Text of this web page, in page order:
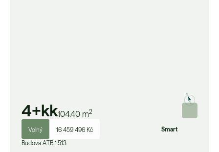
4+kk104.40 m2
Volný 16 459 496 Kč
Smart
Budova ATB 1.513